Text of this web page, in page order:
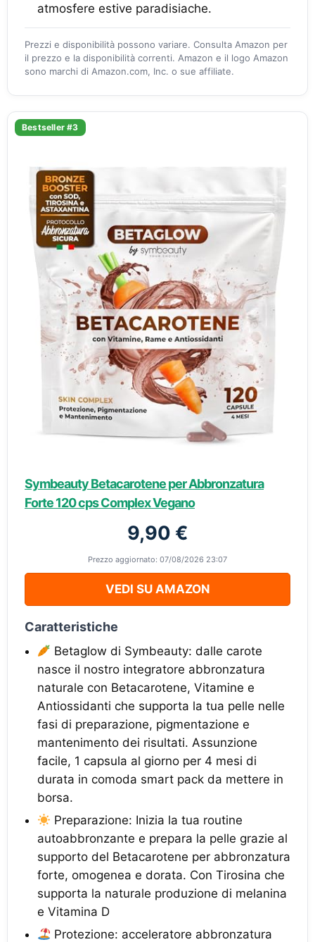
atmosfere estive paradisiache.
Prezzi e disponibilità possono variare. Consulta Amazon per
il prezzo e la disponibilità correnti. Amazon e il logo Amazon
sono marchi di Amazon.com, Inc. o sue affiliate.
Bestseller #3
Symbeauty Betacarotene per Abbronzatura
Forte 120 cps Complex Vegano
9,90 €
Prezzo aggiornato: 07/08/2026 23:07
VEDI SU AMAZON
Caratteristiche
Betaglow di Symbeauty: dalle carote
nasce il nostro integratore abbronzatura
naturale con Betacarotene, Vitamine e
Antiossidanti che supporta la tua pelle nelle
fasi di preparazione, pigmentazione e
mantenimento dei risultati. Assunzione
facile, 1 capsula al giorno per 4 mesi di
durata in comoda smart pack da mettere in
borsa.
Preparazione: Inizia la tua routine
autoabbronzante e prepara la pelle grazie al
supporto del Betacarotene per abbronzatura
forte, omogenea e dorata. Con Tirosina che
supporta la naturale produzione di melanina
e Vitamina D
Protezione: acceleratore abbronzatura